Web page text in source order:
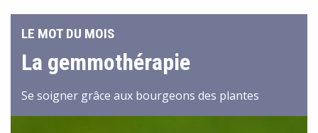
étude intitulée « renforcer la résilience des
territoires »… Les exemples abondent, qui illustrent
la manière dont ce mot, très probable et ancien
emprunt à l’anglais, a infiltré toutes les sphères de la
vie sociale. La notoriété de ce concept un brin
caoutchouteux est due à son usage massif en
LE MOT DU MOIS
La gemmothérapie
Se soigner grâce aux bourgeons des plantes